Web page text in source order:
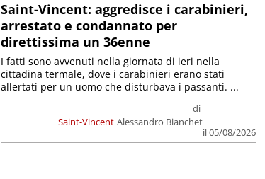
Saint-Vincent: aggredisce i carabinieri,
arrestato e condannato per
direttissima un 36enne
Saint-Vincent
di
Alessandro Bianchet
il 05/08/2026
I fatti sono avvenuti nella giornata di ieri nella
cittadina termale, dove i carabinieri erano stati
allertati per un uomo che disturbava i passanti. ...